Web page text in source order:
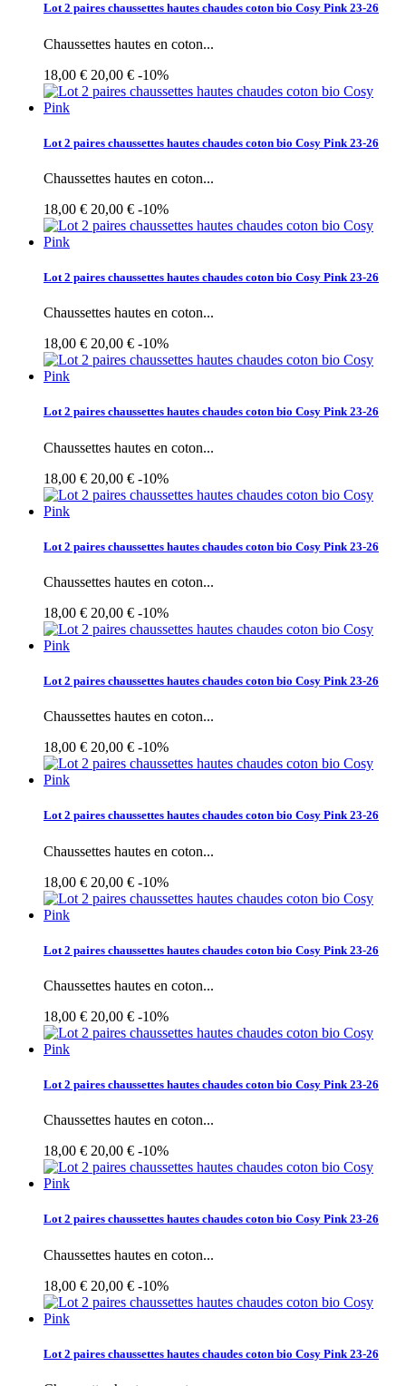
Lot 2 paires chaussettes hautes chaudes coton bio Cosy Pink 23-26
Chaussettes hautes en coton...
18,00 € 20,00 € -10%
Lot 2 paires chaussettes hautes chaudes coton bio Cosy Pink 23-26
Chaussettes hautes en coton...
18,00 € 20,00 € -10%
Lot 2 paires chaussettes hautes chaudes coton bio Cosy Pink 23-26
Chaussettes hautes en coton...
18,00 € 20,00 € -10%
Lot 2 paires chaussettes hautes chaudes coton bio Cosy Pink 23-26
Chaussettes hautes en coton...
18,00 € 20,00 € -10%
Lot 2 paires chaussettes hautes chaudes coton bio Cosy Pink 23-26
Chaussettes hautes en coton...
18,00 € 20,00 € -10%
Lot 2 paires chaussettes hautes chaudes coton bio Cosy Pink 23-26
Chaussettes hautes en coton...
18,00 € 20,00 € -10%
Lot 2 paires chaussettes hautes chaudes coton bio Cosy Pink 23-26
Chaussettes hautes en coton...
18,00 € 20,00 € -10%
Lot 2 paires chaussettes hautes chaudes coton bio Cosy Pink 23-26
Chaussettes hautes en coton...
18,00 € 20,00 € -10%
Lot 2 paires chaussettes hautes chaudes coton bio Cosy Pink 23-26
Chaussettes hautes en coton...
18,00 € 20,00 € -10%
Lot 2 paires chaussettes hautes chaudes coton bio Cosy Pink 23-26
Chaussettes hautes en coton...
18,00 € 20,00 € -10%
Lot 2 paires chaussettes hautes chaudes coton bio Cosy Pink 23-26